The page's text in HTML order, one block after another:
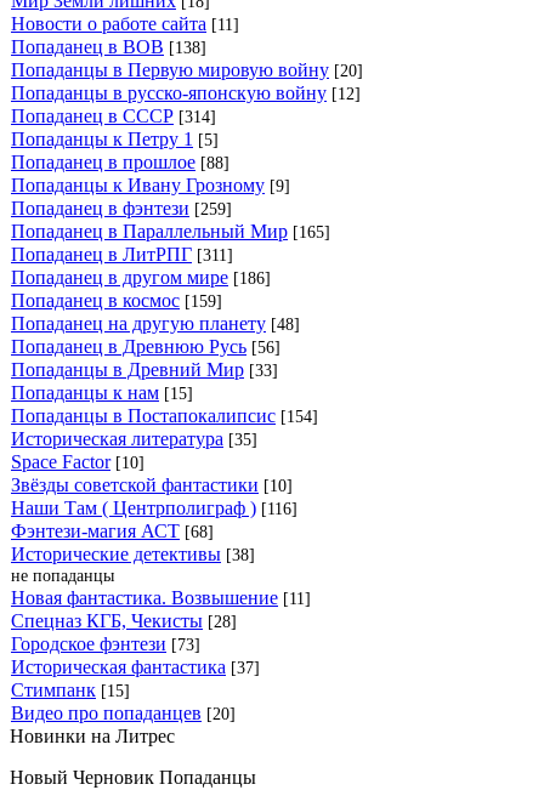
Новости о работе сайта [11]
Попаданец в ВОВ [138]
Попаданцы в Первую мировую войну [20]
Попаданцы в русско-японскую войну [12]
Попаданец в СССР [314]
Попаданцы к Петру 1 [5]
Попаданец в прошлое [88]
Попаданцы к Ивану Грозному [9]
Попаданец в фэнтези [259]
Попаданец в Параллельный Мир [165]
Попаданец в ЛитРПГ [311]
Попаданец в другом мире [186]
Попаданец в космос [159]
Попаданец на другую планету [48]
Попаданец в Древнюю Русь [56]
Попаданцы в Древний Мир [33]
Попаданцы к нам [15]
Попаданцы в Постапокалипсис [154]
Историческая литература [35]
Space Factor [10]
Звёзды советской фантастики [10]
Наши Там ( Центрполиграф ) [116]
Фэнтези-магия АСТ [68]
Исторические детективы [38]
не попаданцы
Новая фантастика. Возвышение [11]
Спецназ КГБ, Чекисты [28]
Городское фэнтези [73]
Историческая фантастика [37]
Стимпанк [15]
Видео про попаданцев [20]
Новинки на Литрес
Новый Черновик Попаданцы